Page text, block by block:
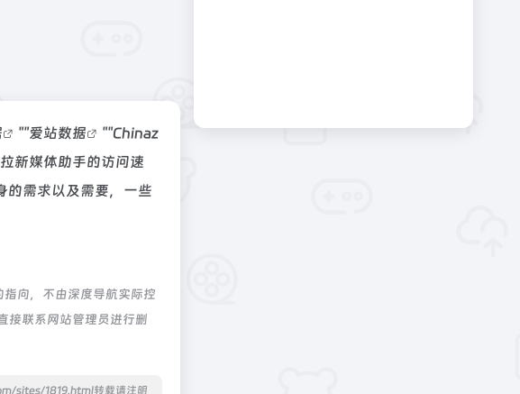
""爱站数据 ""Chinaz
新媒体助手的访问速
的需求以及需要，一些
向，不由深度导航实际控
接联系网站管理员进行删
sites/1819.html转载请注明